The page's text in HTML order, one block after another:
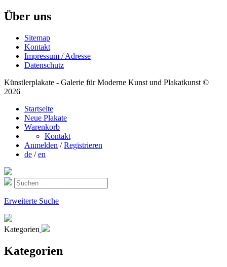
Über uns
Sitemap
Kontakt
Impressum / Adresse
Datenschutz
Künstlerplakate - Galerie für Moderne Kunst und Plakatkunst ©
2026
Startseite
Neue Plakate
Warenkorb
Kontakt
Anmelden / Registrieren
de /en
Erweiterte Suche
Kategorien
Kategorien